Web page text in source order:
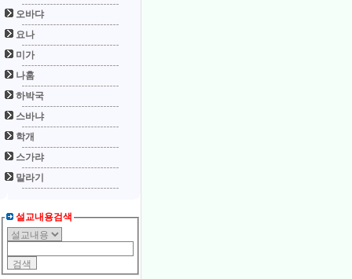
오바댜
요나
미가
나훔
하박국
스바냐
학개
스가랴
말라기
설교내용검색